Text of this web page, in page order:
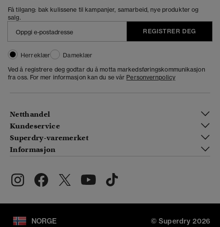
Få tilgang: bak kulissene til kampanjer, samarbeid, nye produkter og
salg.
REGISTRER DEG
Herreklær
Dameklær
Ved å registrere deg godtar du å motta markedsføringskommunikasjon
fra oss. For mer informasjon kan du se vår Personvernpolicy
Netthandel
Kundeservice
Superdry-varemerket
Informasjon
NORGE © Superdry 2026